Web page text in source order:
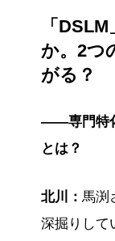
「
か。2つ
がる？
――専門特
とは？
北川： 馬渕
深掘りして